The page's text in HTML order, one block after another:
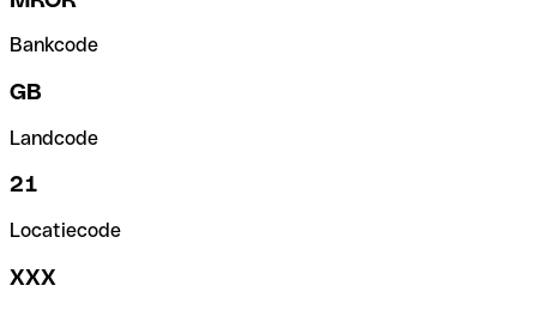
Bankcode
GB
Landcode
21
Locatiecode
XXX